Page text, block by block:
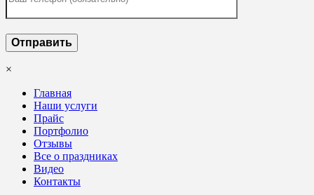
×
Главная
Наши услуги
Прайс
Портфолио
Отзывы
Все о праздниках
Видео
Контакты